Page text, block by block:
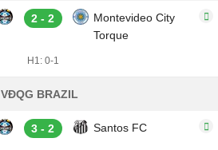
2 - 2
Montevideo City
Torque
H1: 0-1
VĐQG BRAZIL
3 - 2 Santos FC